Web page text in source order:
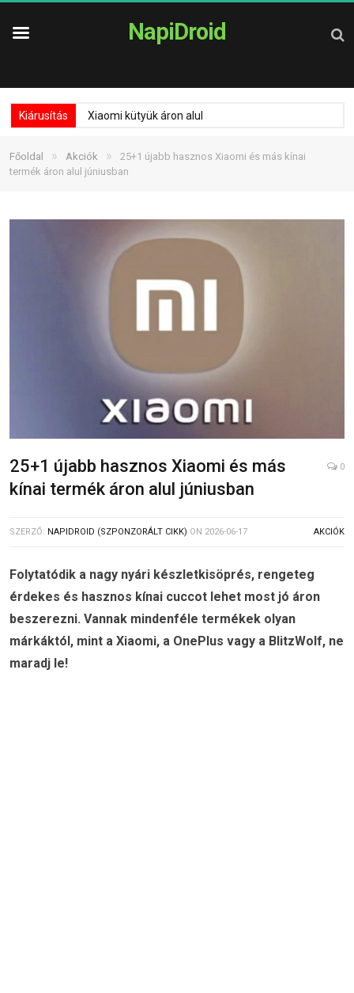
NapiDroid
Kiárusítás Xiaomi kütyük áron alul
Főoldal » Akciók »
25+1 újabb hasznos Xiaomi és más kínai
termék áron alul júniusban
25+1 újabb hasznos Xiaomi és más
kínai termék áron alul júniusban
0
SZERZŐ: NAPIDROID (SZPONZORÁLT CIKK) ON 2026-06-17 AKCIÓK
Folytatódik a nagy nyári készletkisöprés, rengeteg
érdekes és hasznos kínai cuccot lehet most jó áron
beszerezni. Vannak mindenféle termékek olyan
márkáktól, mint a Xiaomi, a OnePlus vagy a BlitzWolf, ne
maradj le!